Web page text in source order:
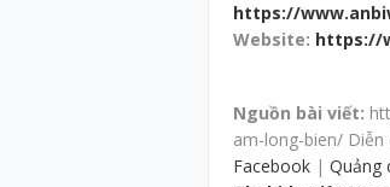
https://
Website: https://
Nguồn bài viết:
am-long-bien/
Facebook | Quảng